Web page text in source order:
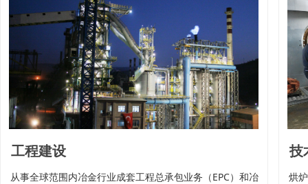
工程建设
从事全球范围内冶金行业成套工程总承包业务（EPC）和冶
技
烘